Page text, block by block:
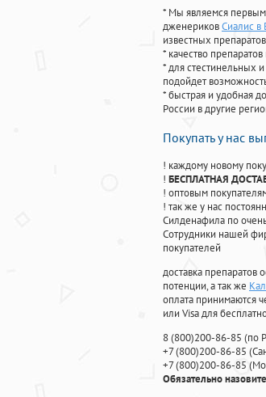
* Мы являемся
дженериковСиалис в
известных препаратов
* качество
* для стестинельных
подойдет
* быстрая и удобная
России в другие
Покупать у нас
! каждому новому
! БЕСПЛАТНАЯ
! оптовым
! так же у нас
Силденафила по
Cотрудники нашей
покупателей
доставка препаратов
потенции, а так же
оплата принимаются
или Visa для
8(800)200-86-85 (по
+7(800)200-86-85 (
+7(800)200-86-85 (
Обязательно